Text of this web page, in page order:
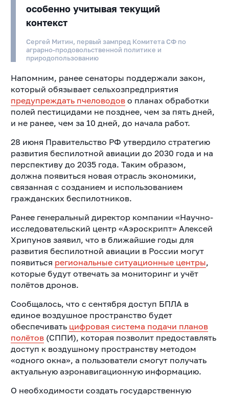
особенно учитывая текущий
контекст
Сергей Митин, первый зампред Комитета СФ по
аграрно-продовольственной политике и
природопользованию
Напомним, ранее сенаторы поддержали закон,
который обязывает сельхозпредприятия
предупреждать пчеловодово планах обработки
полей пестицидами не позднее, чем за пять дней,
и не ранее, чем за 10 дней, до начала работ.
28 июня Правительство РФ утвердило стратегию
развития беспилотной авиации до 2030 года и на
перспективу до 2035 года. Таким образом,
должна появиться новая отрасль экономики,
связанная с созданием и использованием
гражданских беспилотников.
Ранее генеральный директор компании «Научно-
исследовательский центр «Аэроскрипт» Алексей
Хрипунов заявил, что в ближайшие годы для
развития беспилотной авиации в России могут
появиться региональные ситуационные центры,
которые будут отвечать за мониторинг и учёт
полётов дронов.
Сообщалось, что с сентября доступ БПЛА в
единое воздушное пространство будет
обеспечивать цифровая система подачи планов
полётов(СППИ), которая позволит предоставлять
доступ к воздушному пространству методом
«одного окна», а пользователи смогут получать
актуальную аэронавигационную информацию.
О необходимости создать государственную